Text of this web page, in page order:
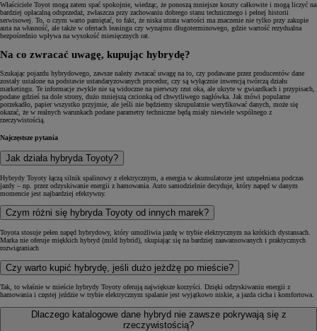
Właściciele Toyot mogą zatem spać spokojnie, wiedząc, że ponoszą mniejsze koszty całkowite i mogą liczyć na
bardziej opłacalną odsprzedaż, zwłaszcza przy zachowaniu dobrego stanu technicznego i pełnej historii
serwisowej. To, o czym warto pamiętać, to fakt, że niska utrata wartości ma znaczenie nie tylko przy zakupie
auta na własność, ale także w ofertach leasingu czy wynajmu długoterminowego, gdzie wartość rezydualna
bezpośrednio wpływa na wysokość miesięcznych rat.
Na co zwracać uwagę, kupując hybrydę?
Szukając pojazdu hybrydowego, zawsze należy zwracać uwagę na to, czy podawane przez producentów dane
zostały ustalone na podstawie ustandaryzowanych procedur, czy są wyłącznie inwencją twórczą działu
marketingu. Te informacje zwykle nie są widoczne na pierwszy rzut oka, ale ukryte w gwiazdkach i przypisach,
podane gdzieś na dole strony, dużo mniejszą czcionką od chwytliwego nagłówka. Jak mówi popularne
porzekadło, papier wszystko przyjmie, ale jeśli nie będziemy skrupulatnie weryfikować danych, może się
okazać, że w realnych warunkach podane parametry techniczne będą miały niewiele wspólnego z
rzeczywistością.
Najczęstsze pytania
Jak działa hybryda Toyoty?
Hybrydy Toyoty łączą silnik spalinowy z elektrycznym, a energia w akumulatorze jest uzupełniana podczas
jazdy – np. przez odzyskiwanie energii z hamowania. Auto samodzielnie decyduje, który napęd w danym
momencie jest najbardziej efektywny.
Czym różni się hybryda Toyoty od innych marek?
Toyota stosuje pełen napęd hybrydowy, który umożliwia jazdę w trybie elektrycznym na krótkich dystansach.
Marka nie oferuje miękkich hybryd (mild hybrid), skupiając się na bardziej zaawansowanych i praktycznych
rozwiązaniach
Czy warto kupić hybrydę, jeśli dużo jeżdżę po mieście?
Tak, to właśnie w mieście hybrydy Toyoty oferują największe korzyści. Dzięki odzyskiwaniu energii z
hamowania i częstej jeździe w trybie elektrycznym spalanie jest wyjątkowo niskie, a jazda cicha i komfortowa.
Dlaczego katalogowe dane hybryd nie zawsze pokrywają się z
rzeczywistością?